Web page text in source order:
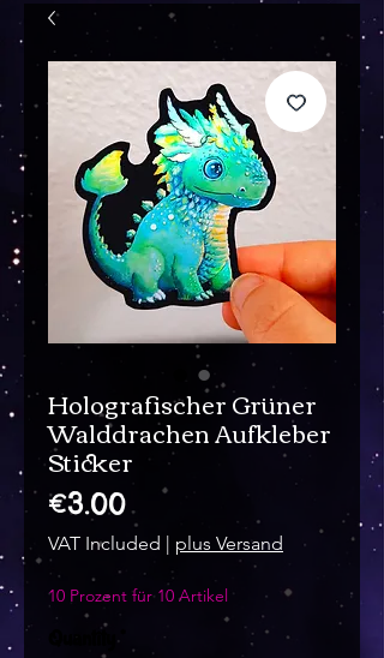
Holografischer Grüner
Walddrachen Aufkleber
Sticker
€3.00Price
VAT Included | plus Versand
10 Prozent für 10 Artikel